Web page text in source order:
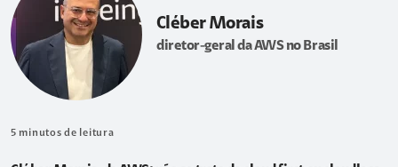
Cléber Morais
diretor-geral da AWS no Brasil
5 minutos de leitura